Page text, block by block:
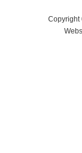
Copyright